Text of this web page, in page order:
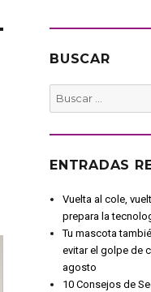
BUSCAR
Buscar
por:
ENTRADAS
Vuelta al cole,
prepara la
Tu mascota
evitar el golpe de
agosto
10 Consejos de